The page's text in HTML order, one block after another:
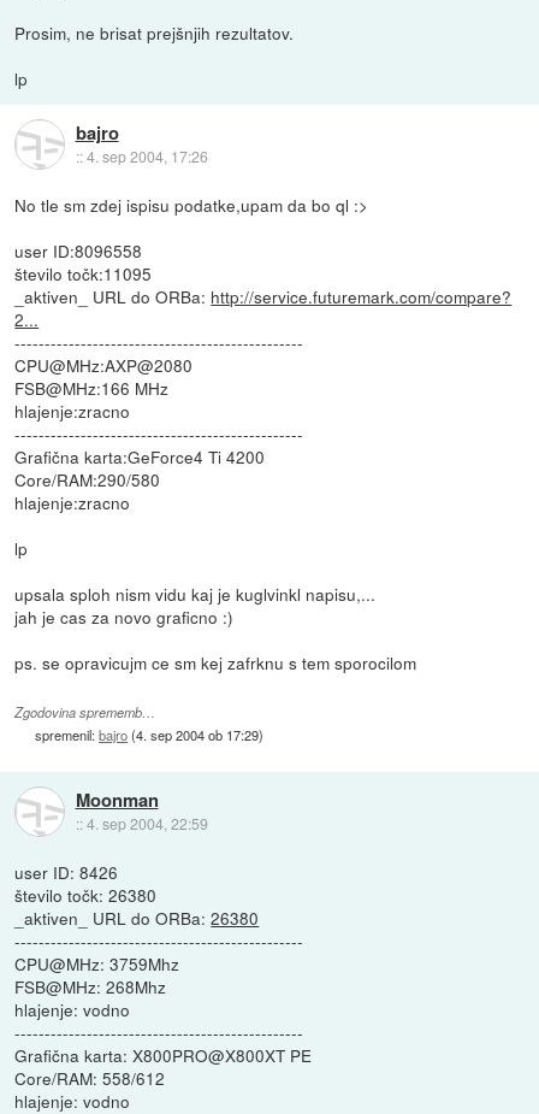
Prosim, ne brisat prejšnjih rezultatov.
lp
bajro
::4. sep 2004, 17:26
No tle sm zdej ispisu podatke,upam da bo ql :>
user ID:8096558
število točk:11095
_aktiven_ URL do ORBa: http://service.futuremark.com/compare?
2...
------------------------------------------------
CPU@MHz:AXP@2080
FSB@MHz:166 MHz
hlajenje:zracno
------------------------------------------------
Grafična karta:GeForce4 Ti 4200
Core/RAM:290/580
hlajenje:zracno
lp
upsala sploh nism vidu kaj je kuglvinkl napisu,...
jah je cas za novo graficno :)
ps. se opravicujm ce sm kej zafrknu s tem sporocilom
Zgodovina sprememb…
spremenil:bajro(4. sep 2004 ob 17:29)
Moonman
::4. sep 2004, 22:59
user ID: 8426
število točk: 26380
_aktiven_ URL do ORBa:26380
------------------------------------------------
CPU@MHz: 3759Mhz
FSB@MHz: 268Mhz
hlajenje: vodno
------------------------------------------------
Grafična karta: X800PRO@X800XT PE
Core/RAM: 558/612
hlajenje: vodno